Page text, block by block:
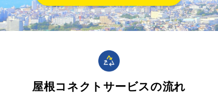
屋根コネクトサービスの流れ